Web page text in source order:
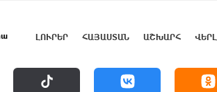
ԼՈՒՐԵՐ ՀԱՅԱՍՏԱՆ ԱՇԽԱՐՀ